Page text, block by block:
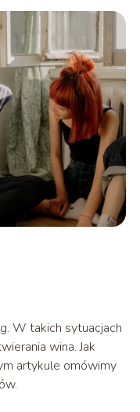
W takich sytuacjach
wina. Jak
artykule omówimy